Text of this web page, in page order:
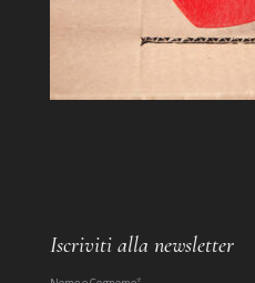
Iscriviti alla newsletter